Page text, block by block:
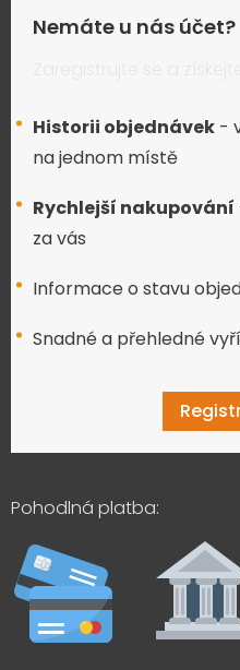
Nemáte u nás účet?
Historii objednávek -
na jednom místě
Rychlejší nakupování
za vás
Informace o stavu
Snadné a přehledné
Pohodlná platba: